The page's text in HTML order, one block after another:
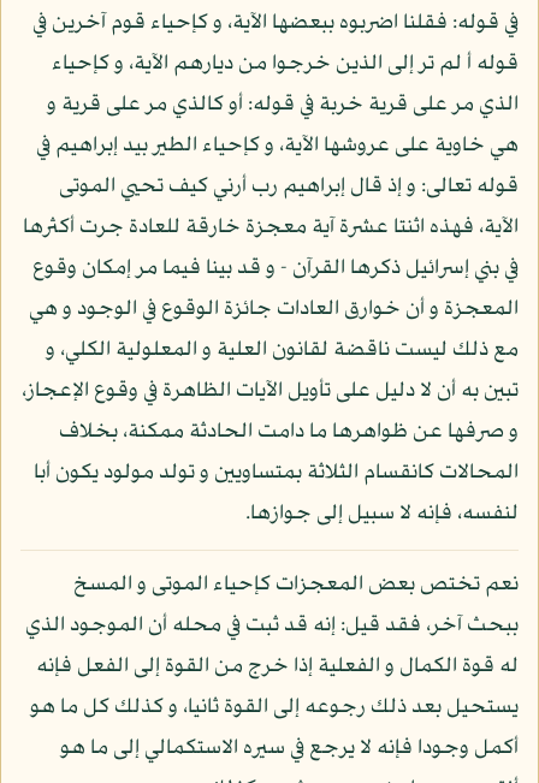
في قوله: فقلنا اضربوه ببعضها الآية، و كإحياء قوم آخرين في
قوله أ لم تر إلى الذين خرجوا من ديارهم الآية، و كإحياء
الذي مر على قرية خربة في قوله: أو كالذي مر على قرية و
هي خاوية على عروشها الآية، و كإحياء الطير بيد إبراهيم في
قوله تعالى: و إذ قال إبراهيم رب أرني كيف تحيي الموتى
الآية، فهذه اثنتا عشرة آية معجزة خارقة للعادة جرت أكثرها
في بني إسرائيل ذكرها القرآن - و قد بينا فيما مر إمكان وقوع
المعجزة و أن خوارق العادات جائزة الوقوع في الوجود و هي
مع ذلك ليست ناقضة لقانون العلية و المعلولية الكلي، و
تبين به أن لا دليل على تأويل الآيات الظاهرة في وقوع الإعجاز،
و صرفها عن ظواهرها ما دامت الحادثة ممكنة، بخلاف
المحالات كانقسام الثلاثة بمتساويين و تولد مولود يكون أبا
لنفسه، فإنه لا سبيل إلى جوازها.
نعم تختص بعض المعجزات كإحياء الموتى و المسخ
ببحث آخر، فقد قيل: إنه قد ثبت في محله أن الموجود الذي
له قوة الكمال و الفعلية إذا خرج من القوة إلى الفعل فإنه
يستحيل بعد ذلك رجوعه إلى القوة ثانيا، و كذلك كل ما هو
أكمل وجودا فإنه لا يرجع في سيره الاستكمالي إلى ما هو